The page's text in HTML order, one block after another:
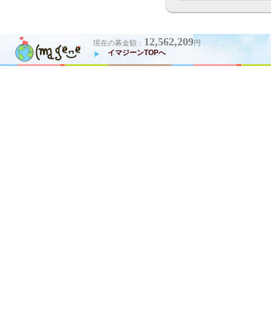
現在の募金額： 12,562,209円
イマジーンTOPへ